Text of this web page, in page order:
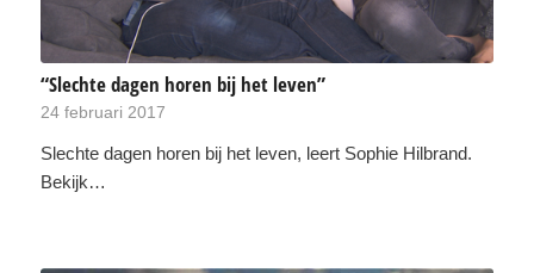
“Slechte dagen horen bij het leven”
24 februari 2017
Slechte dagen horen bij het leven, leert Sophie Hilbrand.
Bekijk…